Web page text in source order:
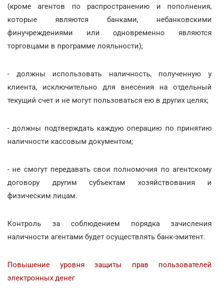
(кроме агентов по распространению и пополнения,
которые являются банками, небанковскими
финучреждениями или одновременно являются
торговцами в программе лояльности);
- должны использовать наличность, полученную у
клиента, исключительно для внесения на отдельный
текущий счет и не могут пользоваться ею в других целях;
- должны подтверждать каждую операцию по принятию
наличности кассовым документом;
- не смогут передавать свои полномочия по агентскому
договору другим субъектам хозяйствования и
физическим лицам.
Контроль за соблюдением порядка зачисления
наличности агентами будет осуществлять банк-эмитент.
Повышение уровня защиты прав пользователей
электронных денег